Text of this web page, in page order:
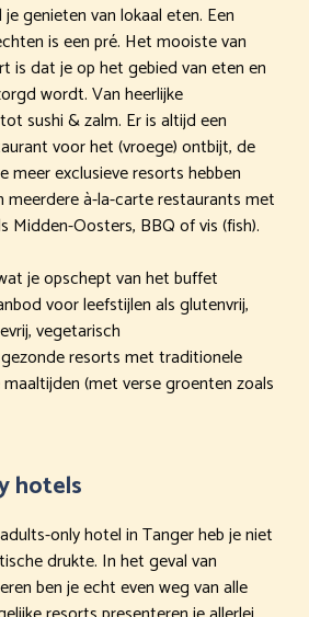
genieten van lokaal eten. Een
is een pré. Het mooiste van
is dat je op het gebied van eten en
wordt. Van heerlijke
sushi & zalm. Er is altijd een
voor het (vroege) ontbijt, de
meer exclusieve resorts hebben
à-la-carte restaurants met
Midden-Oosters, BBQ of vis (fish).
je opschept van het buffet
voor leefstijlen als glutenvrij,
vegetarisch
resorts met traditionele
(met verse groenten zoals
hotels
only hotel in Tanger heb je niet
drukte. In het geval van
ben je echt even weg van alle